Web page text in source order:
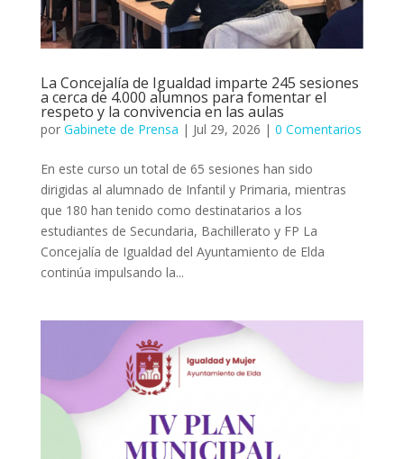
La Concejalía de Igualdad imparte 245 sesiones
a cerca de 4.000 alumnos para fomentar el
respeto y la convivencia en las aulas
por Gabinete de Prensa | Jul 29, 2026 | 0 Comentarios
En este curso un total de 65 sesiones han sido
dirigidas al alumnado de Infantil y Primaria, mientras
que 180 han tenido como destinatarios a los
estudiantes de Secundaria, Bachillerato y FP La
Concejalía de Igualdad del Ayuntamiento de Elda
continúa impulsando la...